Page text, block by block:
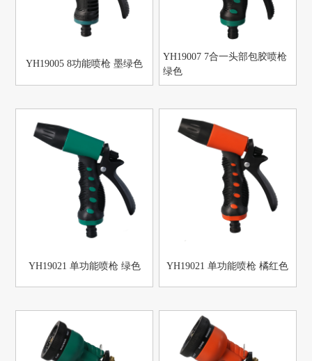
YH19005 8功能喷枪 墨绿色
YH19007 7合一头部包胶喷枪
绿色
YH19021 单功能喷枪 绿色 YH19021 单功能喷枪 橘红色